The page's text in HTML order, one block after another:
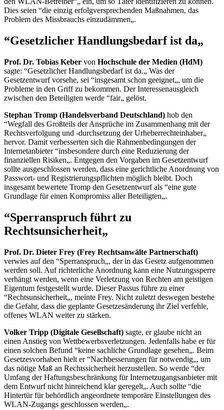
Dies seien “die einzig erfolgversprechenden Maßnahmen, das
Problem des Missbrauchs einzudämmen„.
“Gesetzlicher Handlungsbedarf ist da„
Prof. Dr. Tobias Keber von Hochschule der Medien (HdM)
sagte: “Gesetzlicher Handlungsbedarf ist da.„ Was der
Gesetzentwurf vorsehe, sei “insgesamt schon geeignet„, um die
Probleme in den Griff zu bekommen. Der Interessenausgleich
zwischen den Beteiligten werde “fair„ gelöst.
Stephan Tromp (Handelsverband Deutschland) hob den
“Wegfall des Großteils der Ansprüche im Zusammenhang mit der
Rechtsverfolgung und -durchsetzung der Urheberrechteinhaber„
hervor. Damit verbesserten sich die Rahmenbedingungen der
Internetanbieter “insbesondere durch eine Reduzierung der
finanziellen Risiken„. Entgegen den Vorgaben im Gesetzentwurf
sollte ausgeschlossen werden, dass eine gerichtliche Anordnung von
Passwort- und Registrierungspflichten möglich bleibt. Doch
insgesamt bewertete Tromp den Gesetzentwurf als “eine gute
Grundlage für einen Kompromiss aller Beteiligten„.
“Sperranspruch führt zu
Rechtsunsicherheit„
Prof. Dr. Dieter Frey (Frey Rechtsanwälte Partnerschaft)
verwies auf den “Sperranspruch„, der in das Gesetz aufgenommen
werden soll. Auf richterliche Anordnung kann eine Nutzungssperre
verhängt werden, wenn eine Verletzung von Rechten am geistigen
Eigentum festgestellt wurde. Dieser Passus führe zu einer
“Rechtsunsicherheit„, meinte Frey. Nicht zuletzt deswegen bestehe
die Gefahr, dass die geplante Gesetzesänderung ihr Ziel verfehle,
offenes WLAN weiter zu stärken.
Volker Tripp (Digitale Gesellschaft) sagte, er glaube nicht an
einen Anstieg von Wettbewerbsverletzungen. Jedenfalls habe er für
einen solchen Befund “keine sachliche Grundlage gesehen„. Beim
Gesetzesvorhaben hielt er “Nachbesserungen für notwendig„, um
das nötige Maß an Rechtssicherheit herzustellen. So werde “der
Umfang der Haftungsbeschränkung für Internetzugangsanbieter mit
dem Entwurf nicht hinreichend klar geregelt„. Auch sollte “die
Hintertür für behördlich angeordnete temporäre Einstellungen des
WLAN-Zugangs geschlossen werden„.